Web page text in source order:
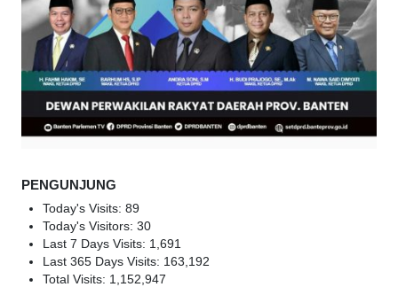
PENGUNJUNG
Today's Visits: 89
Today's Visitors: 30
Last 7 Days Visits: 1,691
Last 365 Days Visits: 163,192
Total Visits: 1,152,947